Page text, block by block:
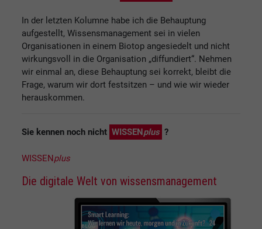
In der letzten Kolumne habe ich die Behauptung
aufgestellt, Wissensmanagement sei in vielen
Organisationen in einem Biotop angesiedelt und nicht
wirkungsvoll in die Organisation „diffundiert“. Nehmen
wir einmal an, diese Behauptung sei korrekt, bleibt die
Frage, warum wir dort festsitzen – und wie wir wieder
herauskommen.
Sie kennen noch nicht WISSENplus ?
WISSENplus
Die digitale Welt von wissensmanagement